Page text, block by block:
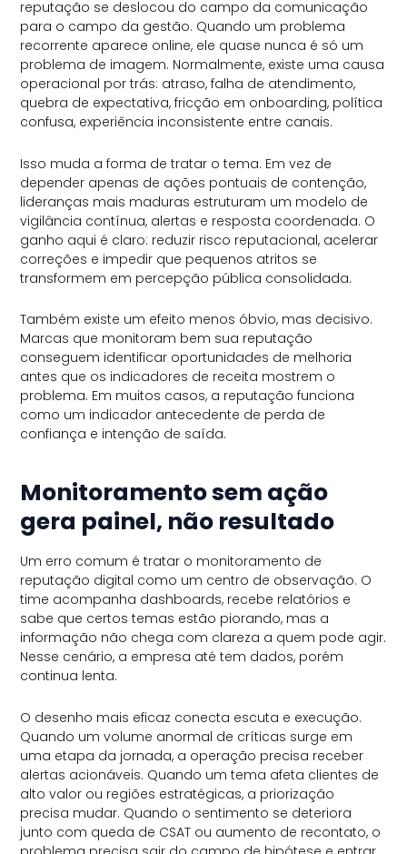
reputação se deslocou do campo da comunicação
para o campo da gestão. Quando um problema
recorrente aparece online, ele quase nunca é só um
problema de imagem. Normalmente, existe uma causa
operacional por trás: atraso, falha de atendimento,
quebra de expectativa, fricção em onboarding, política
confusa, experiência inconsistente entre canais.
Isso muda a forma de tratar o tema. Em vez de
depender apenas de ações pontuais de contenção,
lideranças mais maduras estruturam um modelo de
vigilância contínua, alertas e resposta coordenada. O
ganho aqui é claro: reduzir risco reputacional, acelerar
correções e impedir que pequenos atritos se
transformem em percepção pública consolidada.
Também existe um efeito menos óbvio, mas decisivo.
Marcas que monitoram bem sua reputação
conseguem identificar oportunidades de melhoria
antes que os indicadores de receita mostrem o
problema. Em muitos casos, a reputação funciona
como um indicador antecedente de perda de
confiança e intenção de saída.
Monitoramento sem ação
gera painel, não resultado
Um erro comum é tratar o monitoramento de
reputação digital como um centro de observação. O
time acompanha dashboards, recebe relatórios e
sabe que certos temas estão piorando, mas a
informação não chega com clareza a quem pode agir.
Nesse cenário, a empresa até tem dados, porém
continua lenta.
O desenho mais eficaz conecta escuta e execução.
Quando um volume anormal de críticas surge em
uma etapa da jornada, a operação precisa receber
alertas acionáveis. Quando um tema afeta clientes de
alto valor ou regiões estratégicas, a priorização
precisa mudar. Quando o sentimento se deteriora
junto com queda de CSAT ou aumento de recontato, o